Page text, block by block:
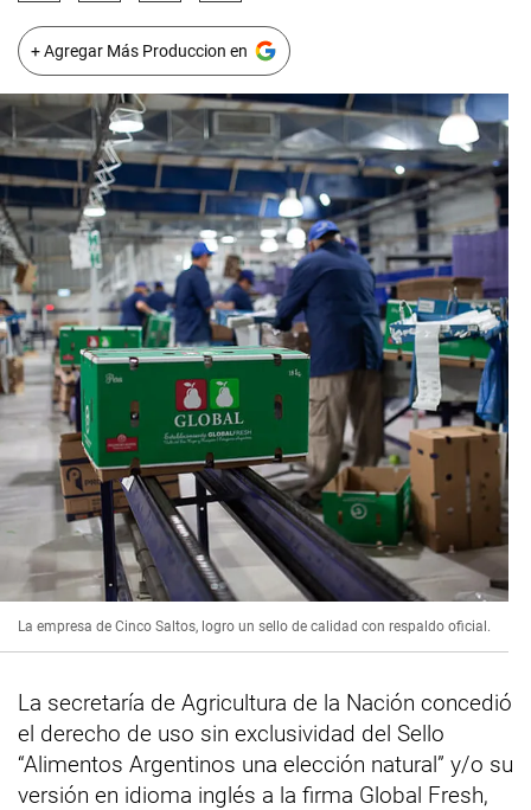
+ Agregar Más Produccion en
La empresa de Cinco Saltos, logro un sello de calidad con respaldo oficial.
La secretaría de Agricultura de la Nación concedió
el derecho de uso sin exclusividad del Sello
“Alimentos Argentinos una elección natural” y/o su
versión en idioma inglés a la firma Global Fresh,